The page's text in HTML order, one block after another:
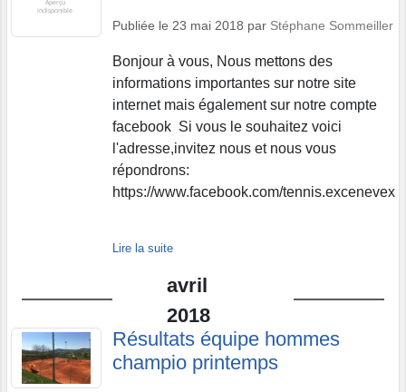
Publiée le 23 mai 2018 par Stéphane Sommeiller
Bonjour à vous, Nous mettons des
informations importantes sur notre site
internet mais également sur notre compte
facebook Si vous le souhaitez voici
l'adresse,invitez nous et nous vous
répondrons:
https://www.facebook.com/tennis.excenevex
Lire la suite
avril
2018
Résultats équipe hommes
champio printemps